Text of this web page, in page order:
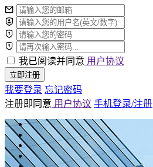
我已阅读并同意 用户协议
立即注册
我要登录 忘记密码
注册即同意 用户协议 手机登录/注册